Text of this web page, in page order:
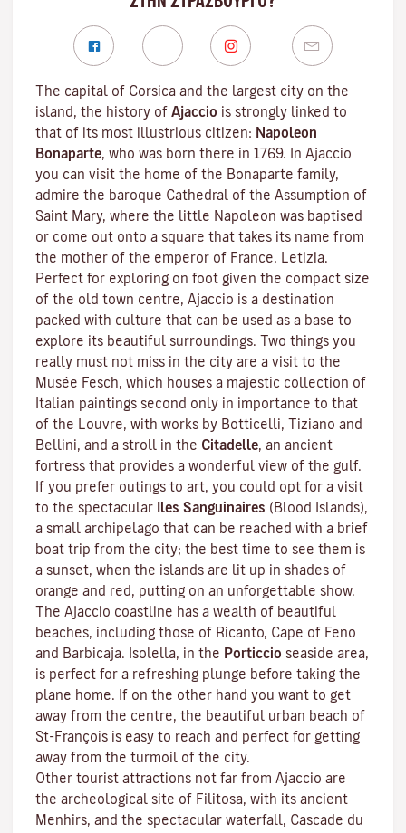
The capital of Corsica and the largest city on the
island, the history of Ajaccio is strongly linked to
that of its most illustrious citizen: Napoleon
Bonaparte, who was born there in 1769. In Ajaccio
you can visit the home of the Bonaparte family,
admire the baroque Cathedral of the Assumption of
Saint Mary, where the little Napoleon was baptised
or come out onto a square that takes its name from
the mother of the emperor of France, Letizia.
Perfect for exploring on foot given the compact size
of the old town centre, Ajaccio is a destination
packed with culture that can be used as a base to
explore its beautiful surroundings. Two things you
really must not miss in the city are a visit to the
Musée Fesch, which houses a majestic collection of
Italian paintings second only in importance to that
of the Louvre, with works by Botticelli, Tiziano and
Bellini, and a stroll in the Citadelle, an ancient
fortress that provides a wonderful view of the gulf.
If you prefer outings to art, you could opt for a visit
to the spectacular Iles Sanguinaires (Blood Islands),
a small archipelago that can be reached with a brief
boat trip from the city; the best time to see them is
a sunset, when the islands are lit up in shades of
orange and red, putting on an unforgettable show.
The Ajaccio coastline has a wealth of beautiful
beaches, including those of Ricanto, Cape of Feno
and Barbicaja.
Isolella, in the Porticcio seaside area,
is perfect for a refreshing plunge before taking the
plane home. If on the other hand you want to get
away from the centre, the beautiful urban beach of
St-François is easy to reach and perfect for getting
away from the turmoil of the city.
Other tourist attractions not far from Ajaccio are
the archeological site of Filitosa, with its ancient
Menhirs, and the spectacular waterfall, Cascade du